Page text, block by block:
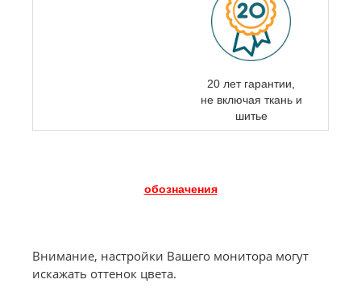
20 лет гарантии,
не включая ткань и
шитье
обозначения
Внимание, настройки Вашего монитора могут
искажать оттенок цвета.